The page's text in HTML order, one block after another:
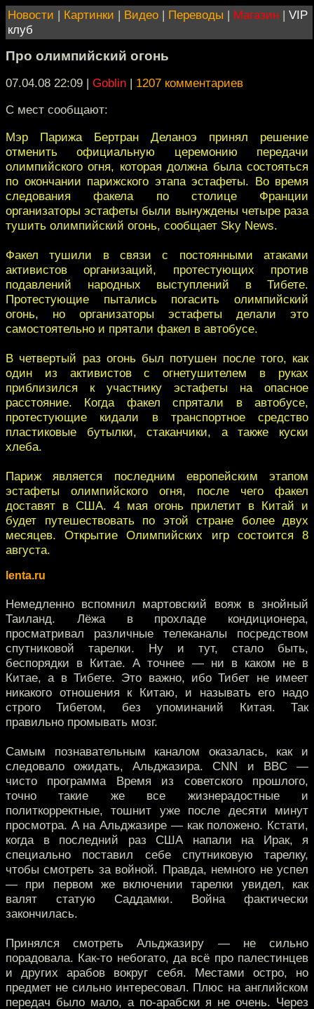
Новости | Картинки | Видео | Переводы | Магазин | VIP
клуб
Про олимпийский огонь
07.04.08 22:09 | Goblin | 1207 комментариев
С мест сообщают:
Мэр Парижа Бертран Деланоэ принял решение
отменить официальную церемонию передачи
олимпийского огня, которая должна была состояться
по окончании парижского этапа эстафеты. Во время
следования факела по столице Франции
организаторы эстафеты были вынуждены четыре раза
тушить олимпийский огонь, сообщает Sky News.
Факел тушили в связи с постоянными атаками
активистов организаций, протестующих против
подавлений народных выступлений в Тибете.
Протестующие пытались погасить олимпийский
огонь, но организаторы эстафеты делали это
самостоятельно и прятали факел в автобусе.
В четвертый раз огонь был потушен после того, как
один из активистов с огнетушителем в руках
приблизился к участнику эстафеты на опасное
расстояние. Когда факел спрятали в автобусе,
протестующие кидали в транспортное средство
пластиковые бутылки, стаканчики, а также куски
хлеба.
Париж является последним европейским этапом
эстафеты олимпийского огня, после чего факел
доставят в США. 4 мая огонь прилетит в Китай и
будет путешествовать по этой стране более двух
месяцев. Открытие Олимпийских игр состоится 8
августа.
lenta.ru
Немедленно вспомнил мартовский вояж в знойный
Таиланд. Лёжа в прохладе кондиционера,
просматривал различные телеканалы посредством
спутниковой тарелки. Ну и тут, стало быть,
беспорядки в Китае. А точнее — ни в каком не в
Китае, а в Тибете. Это важно, ибо Тибет не имеет
никакого отношения к Китаю, и называть его надо
строго Тибетом, без упоминаний Китая. Так
правильно промывать мозг.
Самым познавательным каналом оказалась, как и
следовало ожидать, Альджазира. CNN и BBC —
чисто программа Время из советского прошлого,
точно такие же все жизнерадостные и
политкорректные, тошнит уже после десяти минут
просмотра. А на Альджазире — как положено. Кстати,
когда в последний раз США напали на Ирак, я
специально поставил себе спутниковую тарелку,
чтобы смотреть за войной. Правда, немного не успел
— при первом же включении тарелки увидел, как
валят статую Саддамки. Война фактически
закончилась.
Принялся смотреть Альджазиру — не сильно
порадовала. Как-то небогато, да всё про палестинцев
и других арабов вокруг себя. Местами остро, но
предмет не сильно интересовал. Плюс на английском
передач было мало, а по-арабски я не очень. Через